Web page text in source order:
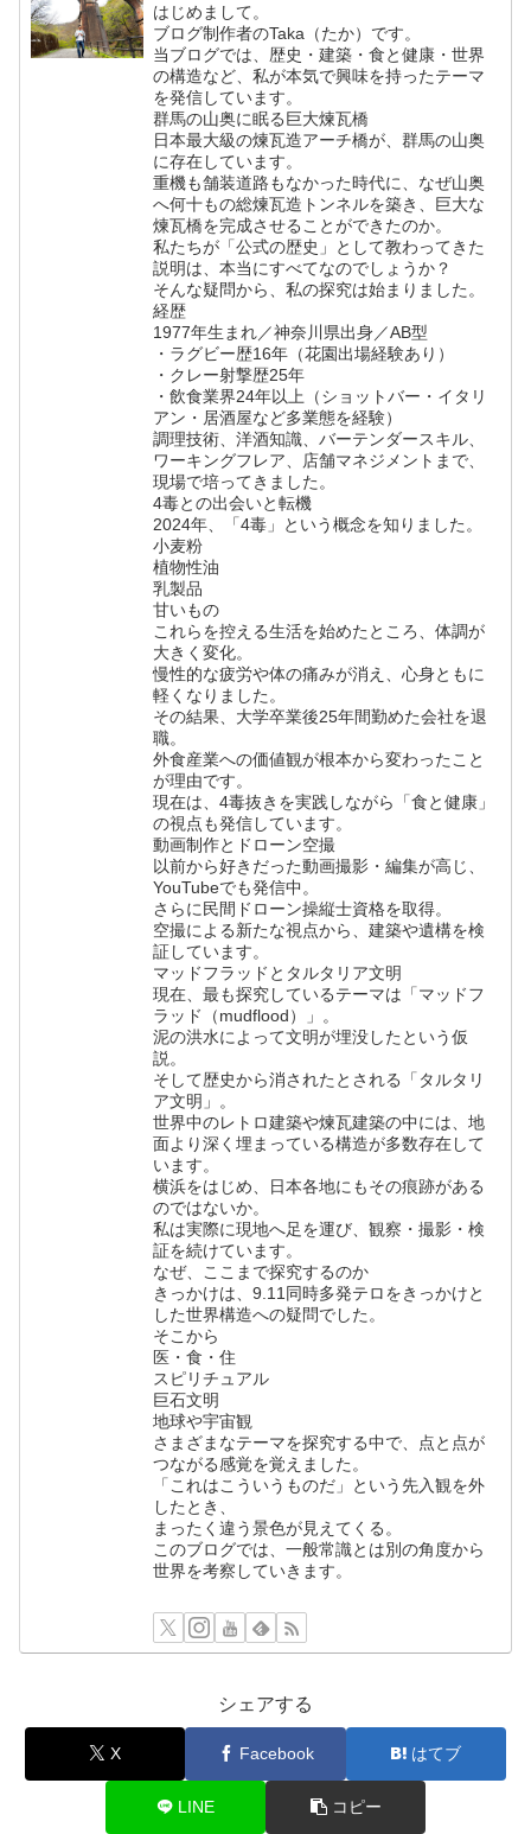
はじめまして。
ブログ制作者のTaka（たか）です。
当ブログでは、歴史・建築・食と健康・世界
の構造など、私が本気で興味を持ったテーマ
を発信しています。
群馬の山奥に眠る巨大煉瓦橋
日本最大級の煉瓦造アーチ橋が、群馬の山奥
に存在しています。
重機も舗装道路もなかった時代に、なぜ山奥
へ何十もの総煉瓦造トンネルを築き、巨大な
煉瓦橋を完成させることができたのか。
私たちが「公式の歴史」として教わってきた
説明は、本当にすべてなのでしょうか？
そんな疑問から、私の探究は始まりました。
経歴
1977年生まれ／神奈川県出身／AB型
・ラグビー歴16年（花園出場経験あり）
・クレー射撃歴25年
・飲食業界24年以上（ショットバー・イタリ
アン・居酒屋など多業態を経験）
調理技術、洋酒知識、バーテンダースキル、
ワーキングフレア、店舗マネジメントまで、
現場で培ってきました。
4毒との出会いと転機
2024年、「4毒」という概念を知りました。
小麦粉
植物性油
乳製品
甘いもの
これらを控える生活を始めたところ、体調が
大きく変化。
慢性的な疲労や体の痛みが消え、心身ともに
軽くなりました。
その結果、大学卒業後25年間勤めた会社を退
職。
外食産業への価値観が根本から変わったこと
が理由です。
現在は、4毒抜きを実践しながら「食と健康」
の視点も発信しています。
動画制作とドローン空撮
以前から好きだった動画撮影・編集が高じ、
YouTubeでも発信中。
さらに民間ドローン操縦士資格を取得。
空撮による新たな視点から、建築や遺構を検
証しています。
マッドフラッドとタルタリア文明
現在、最も探究しているテーマは「マッドフ
ラッド（mudflood）」。
泥の洪水によって文明が埋没したという仮
説。
そして歴史から消されたとされる「タルタリ
ア文明」。
世界中のレトロ建築や煉瓦建築の中には、地
面より深く埋まっている構造が多数存在して
います。
横浜をはじめ、日本各地にもその痕跡がある
のではないか。
私は実際に現地へ足を運び、観察・撮影・検
証を続けています。
なぜ、ここまで探究するのか
きっかけは、9.11同時多発テロをきっかけと
した世界構造への疑問でした。
そこから
医・食・住
スピリチュアル
巨石文明
地球や宇宙観
さまざまなテーマを探究する中で、点と点が
つながる感覚を覚えました。
「これはこういうものだ」という先入観を外
したとき、
まったく違う景色が見えてくる。
このブログでは、一般常識とは別の角度から
世界を考察していきます。
シェアする
X Facebook はてブ
LINE コピー